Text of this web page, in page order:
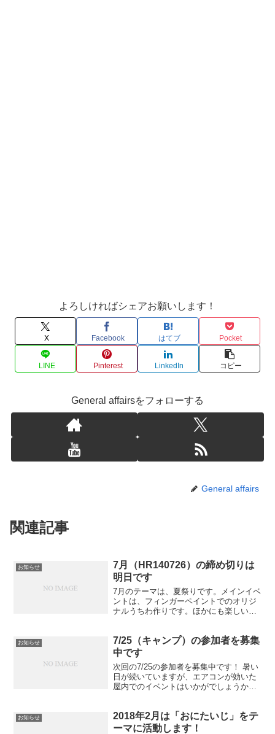
よろしければシェアお願いします！
X Facebook はてブ Pocket
LINE Pinterest LinkedIn コピー
General affairsをフォローする
General affairs
関連記事
お知らせ
7月（HR140726）の締め切りは
明日です
7月のテーマは、夏祭りです。メインイベ
ントは、フィンガーペイントでのオリジ
ナルうちわ作りです。ほかにも楽しいゲ
はこんな感じでできあがって、お持ち帰
りできます。ともだち...
お知らせ
7/25（キャンプ）の参加者を募集
中です
次回の7/25の参加者を募集中です！ 暑い
日が続いていますが、エアコンが効いた
屋内でのイベントはいかがでしょうか。
お知らせ
2018年2月は「おにたいじ」をテ
ーマに活動します！